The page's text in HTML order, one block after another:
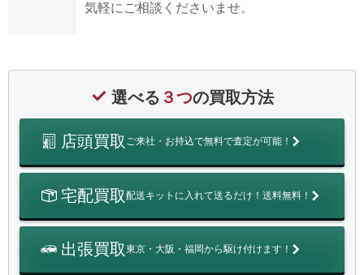
気軽にご相談くださいませ。
選べる ３つの買取方法
店頭買取 ご来社・お持込で無料で査定が可能！
宅配買取配送キットに入れて送るだけ！送料無料！
出張買取東京・大阪・福岡から駆け付けます！